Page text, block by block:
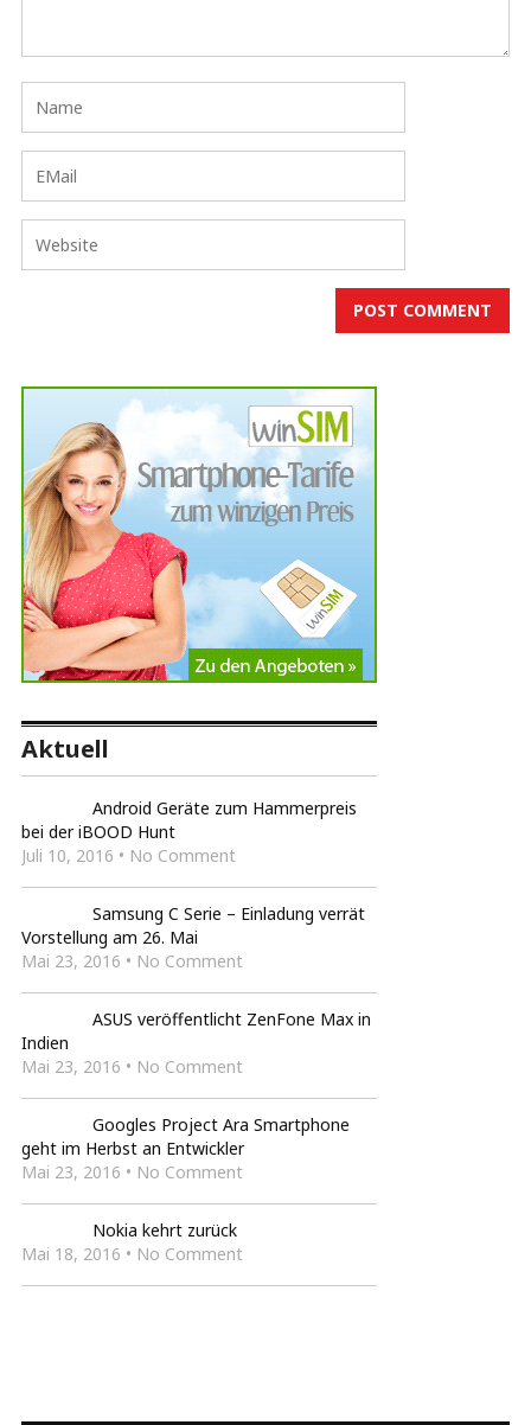
Aktuell
Android Geräte zum Hammerpreis
bei der iBOOD Hunt
Juli 10, 2016 • No Comment
Samsung C Serie – Einladung verrät
Vorstellung am 26. Mai
Mai 23, 2016 • No Comment
ASUS veröffentlicht ZenFone Max in
Indien
Mai 23, 2016 • No Comment
Googles Project Ara Smartphone
geht im Herbst an Entwickler
Mai 23, 2016 • No Comment
Nokia kehrt zurück
Mai 18, 2016 • No Comment